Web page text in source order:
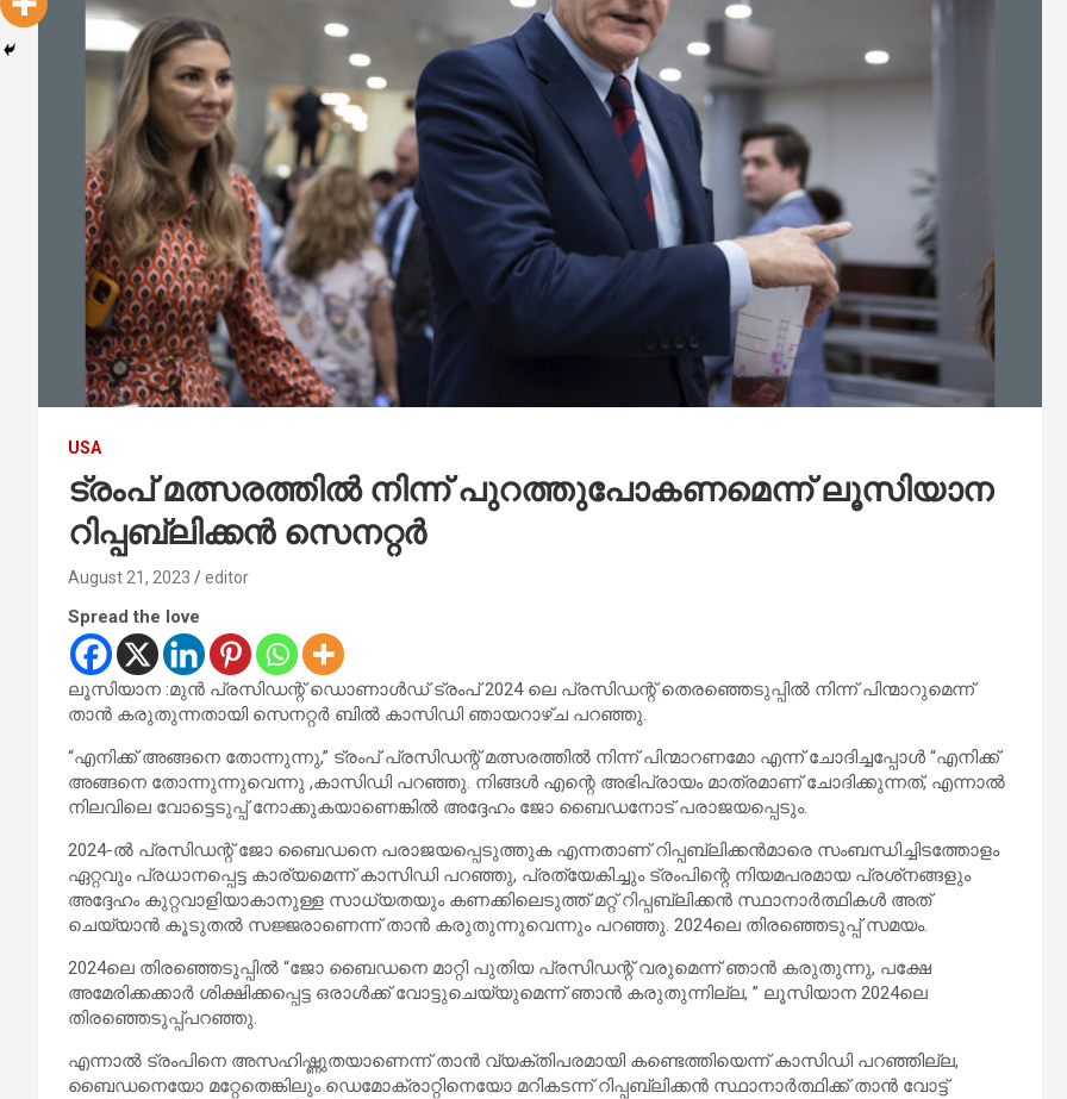
USA
ട്രംപ് മത്സരത്തിൽ നിന്ന് പുറത്തുപോകണമെന്ന് ലൂസിയാന
റിപ്പബ്ലിക്കൻ സെനറ്റർ
August 21, 2023 editor
Spread the love
ലൂസിയാന :മുൻ പ്രസിഡന്റ് ഡൊണാൾഡ് ട്രംപ് 2024 ലെ പ്രസിഡന്റ് തെരഞ്ഞെടുപ്പിൽ നിന്ന് പിന്മാറുമെന്ന്
താൻ കരുതുന്നതായി സെനറ്റർ ബിൽ കാസിഡി ഞായറാഴ്ച പറഞ്ഞു.
“എനിക്ക് അങ്ങനെ തോന്നുന്നു,” ട്രംപ് പ്രസിഡന്റ് മത്സരത്തിൽ നിന്ന് പിന്മാറണമോ എന്ന് ചോദിച്ചപ്പോൾ “എനിക്ക്
അങ്ങനെ തോന്നുന്നുവെന്നു ,കാസിഡി പറഞ്ഞു. നിങ്ങൾ എന്റെ അഭിപ്രായം മാത്രമാണ് ചോദിക്കുന്നത്, എന്നാൽ
നിലവിലെ വോട്ടെടുപ്പ് നോക്കുകയാണെങ്കിൽ അദ്ദേഹം ജോ ബൈഡനോട് പരാജയപ്പെടും.
2024-ൽ പ്രസിഡന്റ് ജോ ബൈഡനെ പരാജയപ്പെടുത്തുക എന്നതാണ് റിപ്പബ്ലിക്കൻമാരെ സംബന്ധിച്ചിടത്തോളം
ഏറ്റവും പ്രധാനപ്പെട്ട കാര്യമെന്ന് കാസിഡി പറഞ്ഞു, പ്രത്യേകിച്ചും ട്രംപിന്റെ നിയമപരമായ പ്രശ്‌നങ്ങളും
അദ്ദേഹം കുറ്റവാളിയാകാനുള്ള സാധ്യതയും കണക്കിലെടുത്ത് മറ്റ് റിപ്പബ്ലിക്കൻ സ്ഥാനാർത്ഥികൾ അത്
ചെയ്യാൻ കൂടുതൽ സജ്ജരാണെന്ന് താൻ കരുതുന്നുവെന്നും പറഞ്ഞു. 2024ലെ തിരഞ്ഞെടുപ്പ് സമയം.
2024ലെ തിരഞ്ഞെടുപ്പിൽ “ജോ ബൈഡനെ മാറ്റി പുതിയ പ്രസിഡന്റ് വരുമെന്ന് ഞാൻ കരുതുന്നു, പക്ഷേ
അമേരിക്കക്കാർ ശിക്ഷിക്കപ്പെട്ട ഒരാൾക്ക് വോട്ടുചെയ്യുമെന്ന് ഞാൻ കരുതുന്നില്ല, ” ലൂസിയാന 2024ലെ
തിരഞ്ഞെടുപ്പ്പറഞ്ഞു.
എന്നാൽ ട്രംപിനെ അസഹിഷ്ണുതയാണെന്ന് താൻ വ്യക്തിപരമായി കണ്ടെത്തിയെന്ന് കാസിഡി പറഞ്ഞില്ല,
ബൈഡനെയോ മറ്റേതെങ്കിലും ഡെമോക്രാറ്റിനെയോ മറികടന്ന് റിപ്പബ്ലിക്കൻ സ്ഥാനാർത്ഥിക്ക് താൻ വോട്ട്